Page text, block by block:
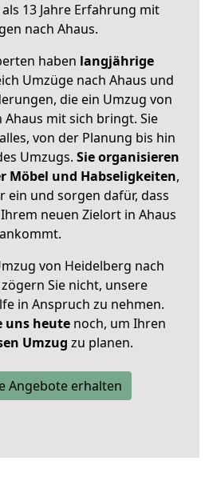
13 Jahre Erfahrung mit
nach Ahaus.
haben langjährige
Umzüge nach Ahaus und
die ein Umzug von
Ahaus mit sich bringt. Sie
von der Planung bis hin
Umzugs. Sie organisieren
Möbel und Habseligkeiten,
ein und sorgen dafür, dass
neuen Zielort in Ahaus
ankommt.
von Heidelberg nach
Sie nicht, unsere
in Anspruch zu nehmen.
uns heutenoch, um Ihren
Umzug zu planen.
Angebote erhalten